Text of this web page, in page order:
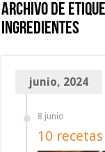
Archivo de
ingredientes
junio, 2024
8 junio
10